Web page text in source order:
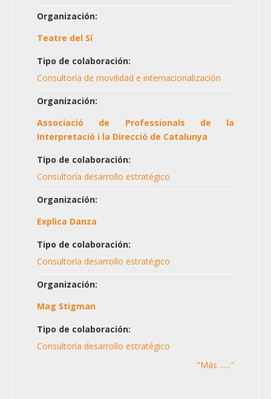
Organización:
Teatre del Sí
Tipo de colaboración:
Consultoría de movilidad e internacionalización
Organización:
Associació de Professionals de la
Interpretació i la Direcció de Catalunya
Tipo de colaboración:
Consultoría desarrollo estratégico
Organización:
Explica Danza
Tipo de colaboración:
Consultoría desarrollo estratégico
Organización:
Mag Stigman
Tipo de colaboración:
Consultoría desarrollo estratégico
"Más ......"